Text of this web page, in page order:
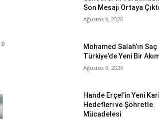
0
Son Mesajı Ortaya Çıktı
Ağustos 9, 2026
Mohamed Salah’ın
Türkiye’de Yeni Bir
Ağustos 9, 2026
Hande Erçel’in Yeni
Hedefleri ve Şöhretle
Mücadelesi